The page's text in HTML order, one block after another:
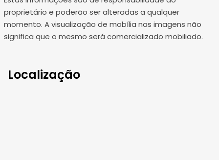
proprietário e poderão ser alteradas a qualquer
momento. A visualização de mobília nas imagens não
significa que o mesmo será comercializado mobiliado.
Localização